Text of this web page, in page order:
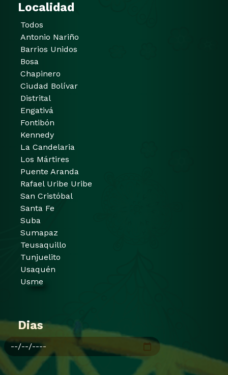
Localidad
Todos
Antonio Nariño
Barrios Unidos
Bosa
Chapinero
Ciudad Bolívar
Distrital
Engativá
Fontibón
Kennedy
La Candelaria
Los Mártires
Puente Aranda
Rafael Uribe Uribe
San Cristóbal
Santa Fe
Suba
Sumapaz
Teusaquillo
Tunjuelito
Usaquén
Usme
Dias